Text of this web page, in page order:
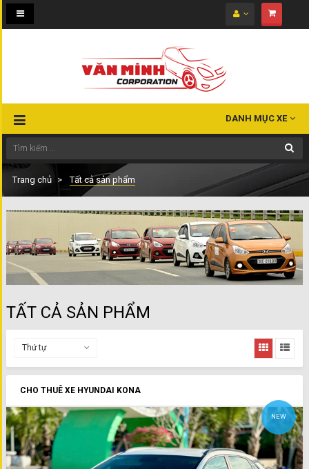
Toggle
navigation
DANH MỤC XE
Trang chủ Tất cả sản phẩm
TẤT CẢ SẢN PHẨM
Thứ tự
CHO THUÊ XE HYUNDAI KONA
NEW